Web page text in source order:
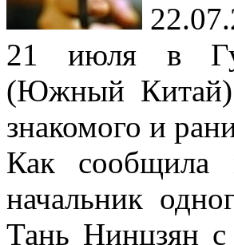
21 июля в
(Южный Китай)
знакомого и
Как сообщила
начальник
Тань Нинцзян